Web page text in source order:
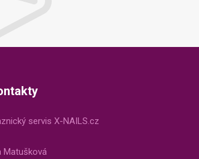
servis X-NAILS.cz
Matušková